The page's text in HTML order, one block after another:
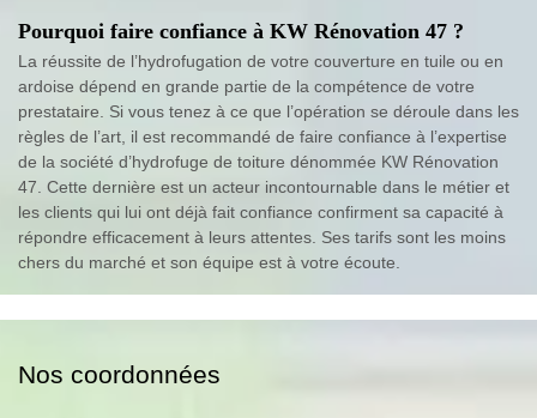
Pourquoi faire confiance à KW Rénovation 47 ?
La réussite de l’hydrofugation de votre couverture en tuile ou en
ardoise dépend en grande partie de la compétence de votre
prestataire. Si vous tenez à ce que l’opération se déroule dans les
règles de l’art, il est recommandé de faire confiance à l’expertise
de la société d’hydrofuge de toiture dénommée KW Rénovation
47. Cette dernière est un acteur incontournable dans le métier et
les clients qui lui ont déjà fait confiance confirment sa capacité à
répondre efficacement à leurs attentes. Ses tarifs sont les moins
chers du marché et son équipe est à votre écoute.
Nos coordonnées